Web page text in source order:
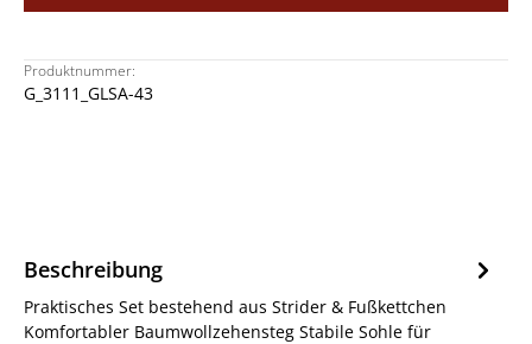
Produktnummer:
G_3111_GLSA-43
Beschreibung
Praktisches Set bestehend aus Strider & Fußkettchen
Komfortabler Baumwollzehensteg Stabile Sohle für